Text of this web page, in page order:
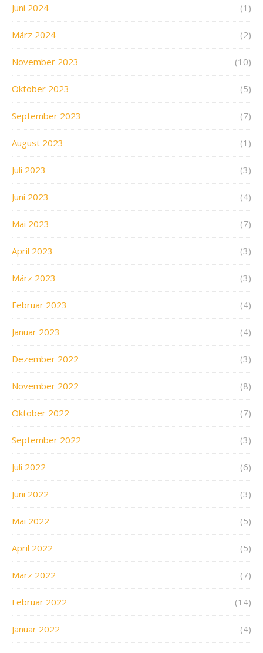
Juni 2024 (1)
März 2024 (2)
November 2023 (10)
Oktober 2023 (5)
September 2023 (7)
August 2023 (1)
Juli 2023 (3)
Juni 2023 (4)
Mai 2023 (7)
April 2023 (3)
März 2023 (3)
Februar 2023 (4)
Januar 2023 (4)
Dezember 2022 (3)
November 2022 (8)
Oktober 2022 (7)
September 2022 (3)
Juli 2022 (6)
Juni 2022 (3)
Mai 2022 (5)
April 2022 (5)
März 2022 (7)
Februar 2022 (14)
Januar 2022 (4)